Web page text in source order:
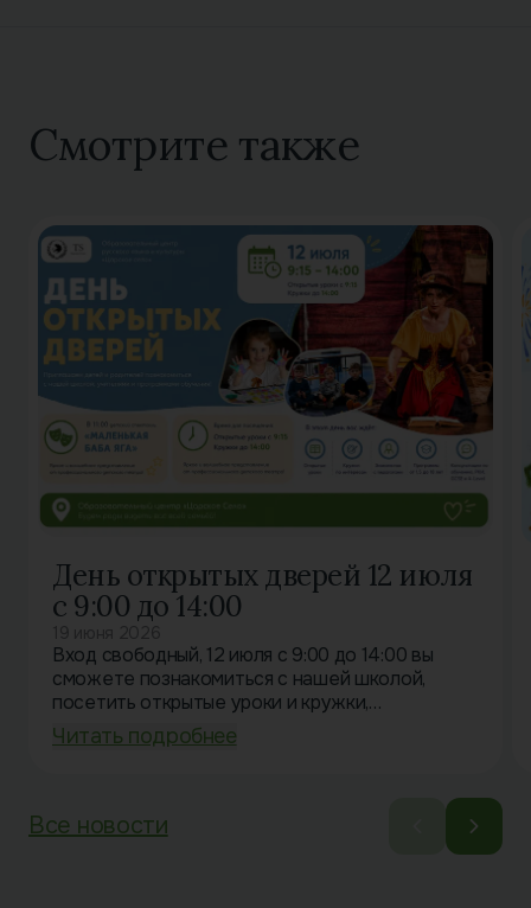
Смотрите также
Все новости
День открытых дверей 12 июля
с 9:00 до 14:00
Вход свободный, 12 июля с 9:00 до 14:00 вы
сможете познакомиться с нашей школой,
посетить открытые уроки и кружки,
пообщаться с учителями и узнать больше о
наших программах для детей от 1,5 до…
Читать подробнее